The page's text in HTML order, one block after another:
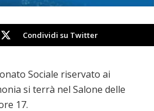
Condividi su Twitter
Sociale riservato ai
si terrà nel Salone delle
17.